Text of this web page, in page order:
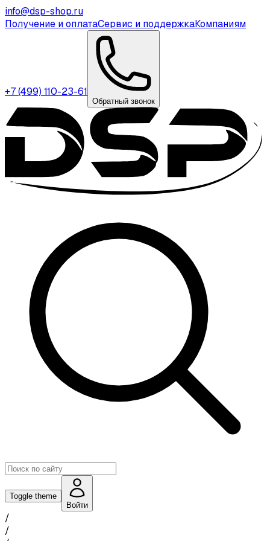
info@dsp-shop.ru
Получение и оплатаСервис и поддержкаКомпаниям
+7 (499) 110-23-61
Обратный звонок
Toggle theme
Войти
/
/